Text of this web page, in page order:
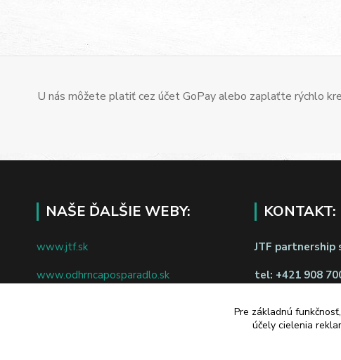
U nás môžete platiť cez účet GoPay alebo zaplaťte rýchlo
NAŠE ĎALŠIE WEBY:
www.jtf.sk
www.odhrncaposparadlo.sk
KONTAKT:
JTF partnership
tel: +421 908
napíšte nám
Odstúpiť od
Pre základnú
účely cielenia